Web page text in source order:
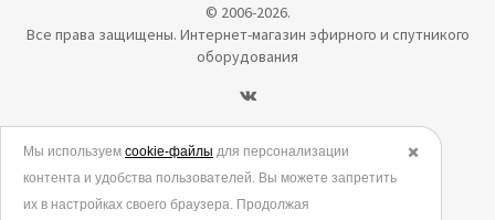
© 2006-2026.
Все права защищены. Интернет-магазин эфирного и спутникого
оборудования
Политика в отношении обработки персональных данных
Согласие на обработку персональных данных
✖️
Мы используем cookie-файлы для персонализации
контента и удобства пользователей. Вы можете запретить
их в настройках своего браузера. Продолжая